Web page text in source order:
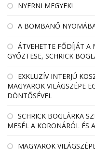
NYERNI MEGYEK!
A BOMBANŐ
ÁTVEHETTE FŐDÍJÁT A
GYŐZTESE, SCHRICK
EXKLUZÍV INTERJÚ
MAGYAROK VILÁGSZÉPE
DÖNTŐSÉVEL
SCHRICK BOGLÁRKA
MESÉL A KORONÁRÓL ÉS
MAGYAROK